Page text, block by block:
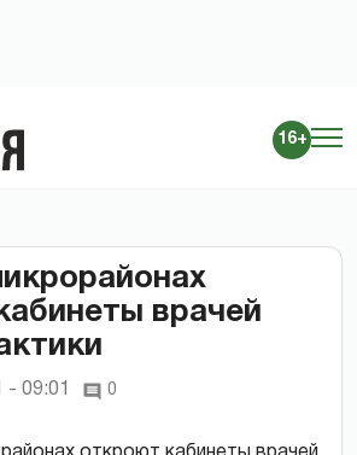
16+
врачей
- 09:01 0